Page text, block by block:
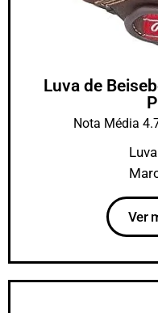
Luva de
Nota Média
Ver